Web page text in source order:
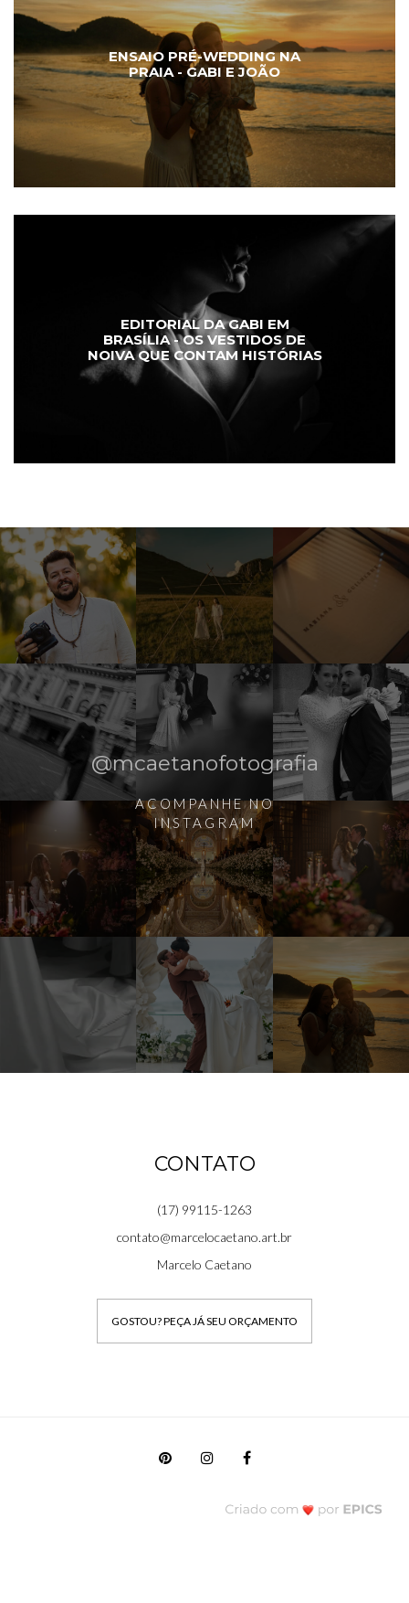
ENSAIO PRÉ-WEDDING NA
PRAIA - GABI E JOÃO
EDITORIAL DA GABI EM
BRASÍLIA - OS VESTIDOS DE
NOIVA QUE CONTAM HISTÓRIAS
@mcaetanofotografia
ACOMPANHE NO
INSTAGRAM
CONTATO
(17) 99115-1263
contato@marcelocaetano.art.br
Marcelo Caetano
GOSTOU? PEÇA JÁ SEU ORÇAMENTO